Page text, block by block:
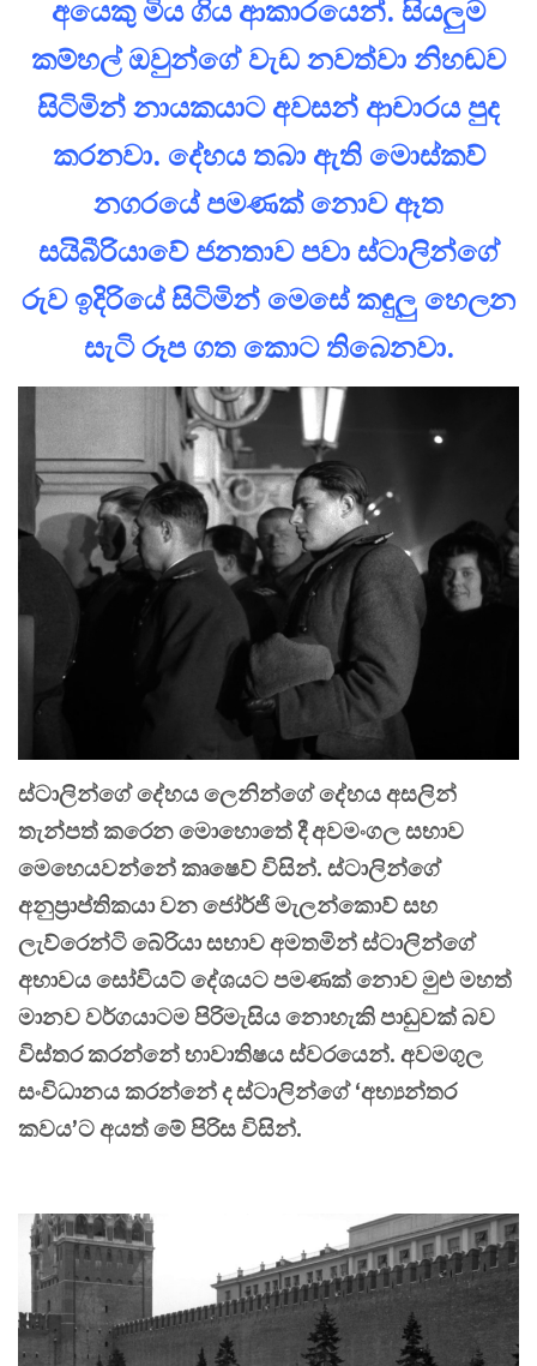
අයෙකු මිය ගිය ආකාරයෙන්. සියලුම
කම්හල් ඔවුන්ගේ වැඩ නවත්වා නිහඬව
සිටිමින් නායකයාට අවසන් ආචාරය පුද
කරනවා. දේහය තබා ඇති මොස්කව්
නගරයේ පමණක් නොව ඈත
සයිබීරියාවේ ජනතාව පවා ස්ටාලින්ගේ
රුව ඉදිරියේ සිටිමින් මෙසේ කඳුලු හෙලන
සැටි රූප ගත කොට තිබෙනවා.
ස්ටාලින්ගේ දේහය ලෙනින්ගේ දේහය අසලින්
තැන්පත් කරෙන මොහොතේ දී අවමංගල සභාව
මෙහෙයවන්නේ කෘෂෙව් විසින්. ස්ටාලින්ගේ
අනුප්‍රාප්තිකයා වන ජෝර්ජි මැලන්කොව් සහ
ලැව්රෙන්ටි බේරියා සභාව අමතමින් ස්ටාලින්ගේ
අභාවය සෝවියට් දේශයට පමණක් නොව මුළු මහත්
මානව වර්ගයාටම පිරිමැසිය නොහැකි පාඩුවක් බව
විස්තර කරන්නේ භාවාතිෂය ස්වරයෙන්. අවමගුල
සංවිධානය කරන්නේ ද ස්ටාලින්ගේ ‘අභ්‍යන්තර
කවය’ට අයත් මේ පිරිස විසින්.